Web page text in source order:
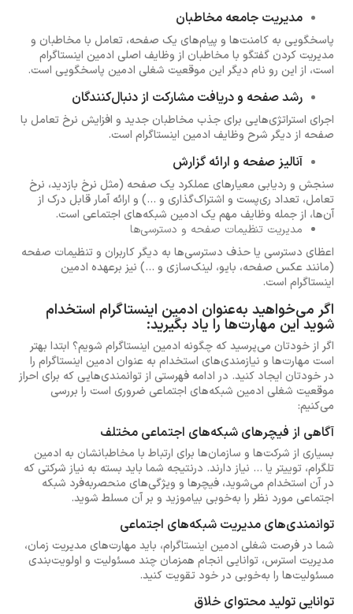
مدیریت جامعه مخاطبان
پاسخگویی به کامنت‌ها و پیام‌های یک صفحه، تعامل با مخاطبان و
مدیریت کردن گفتگو با مخاطبان از وظایف اصلی ادمین اینستاگرام
است، از این رو نام دیگر این موقعیت شغلی ادمین پاسخگویی است.
رشد صفحه و دریافت مشارکت از دنبال‌کنندگان
اجرای استراتژی‌هایی برای جذب مخاطبان جدید و افزایش نرخ تعامل با
صفحه از دیگر شرح وظایف ادمین اینستاگرام است.
آنالیز صفحه و ارائه گزارش
سنجش و ردیابی معیارهای عملکرد یک صفحه (مثل نرخ بازدید، نرخ
تعامل، تعداد ری‌پست و اشتراک‌گذاری و ...) و ارائه آمار قابل درک از
آن‌ها، از جمله وظایف مهم یک ادمین شبکه‌های اجتماعی است.
مدیریت تنظیمات صفحه و دسترسی‌ها
اعظای دسترسی یا حذف دسترسی‌ها به دیگر کاربران و تنظیمات صفحه
(مانند عکس صفحه، بایو، لینک‌سازی و ...) نیز برعهده ادمین
اینستاگرام است.
اگر می‌خواهید به‌عنوان ادمین اینستاگرام استخدام
شوید این مهارت‌ها را یاد بگیرید:
اگر از خودتان می‌پرسید که چگونه ادمین اینستاگرام شویم؟ ابتدا بهتر
است مهارت‌ها و نیازمندی‌های استخدام به عنوان ادمین اینستاگرام را
در خودتان ایجاد کنید. در ادامه فهرستی از توانمندی‌هایی که برای احراز
موقعیت شغلی ادمین شبکه‌های اجتماعی ضروری است را بررسی
می‌کنیم:
آگاهی از فیچرهای شبکه‌های اجتماعی مختلف
بسیاری از شرکت‌ها و سازمان‌ها برای ارتباط با مخاطبانشان به ادمین
تلگرام، توییتر یا ... نیاز دارند. درنتیجه شما باید بسته به نیاز شرکتی که
در آن استخدام می‌شوید، فیچرها و ویژگی‌های منحصربه‌فرد شبکه
اجتماعی مورد نظر را به‌خوبی بیاموزید و بر آن مسلط شوید.
توانمندی‌های مدیریت شبکه‌های اجتماعی
شما در فرصت شغلی ادمین اینستاگرام، باید مهارت‌های مدیریت زمان،
مدیریت استرس، توانایی انجام همزمان چند مسئولیت و اولویت‌بندی
مسئولیت‌ها را به‌خوبی در خود تقویت کنید.
توانایی تولید محتوای خلاق